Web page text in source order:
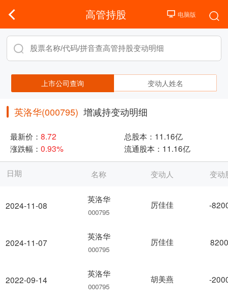
高管持股
上市公司查询 变动人姓名
英洛华(000795) 增减持变动明细
最新价： 8.72 总股本： 11.16亿
涨跌幅： 0.93% 流通股本： 11.16亿
日期
2024-11-08
2024-11-07
2022-09-14
名称 变动人 变动
英洛华
000795
厉佳佳 -
英洛华
000795
厉佳佳
英洛华
000795
胡美燕 -